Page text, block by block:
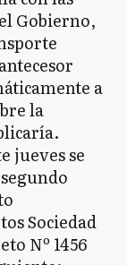
Gobierno,
a
la
jueves se
Sociedad
Nº 1456